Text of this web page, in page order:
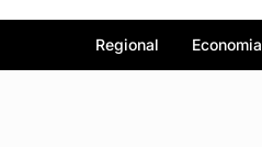
Regional Economia